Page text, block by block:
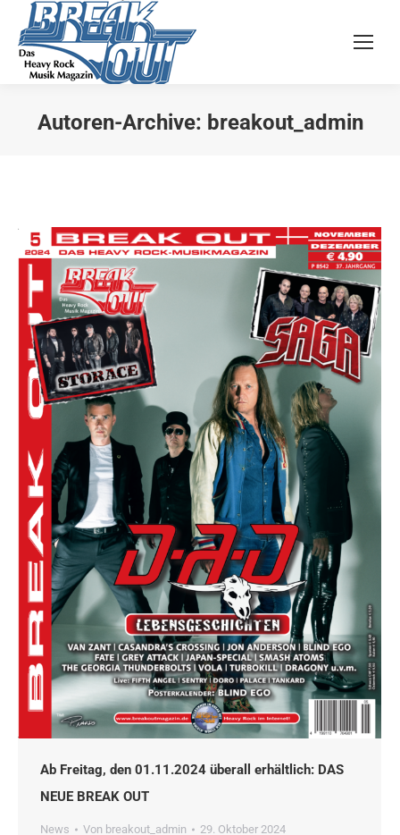
Autoren-Archive: breakout_admin
Ab Freitag, den 01.11.2024 überall erhältlich: DAS
NEUE BREAK OUT
News Von breakout_admin 29. Oktober 2024